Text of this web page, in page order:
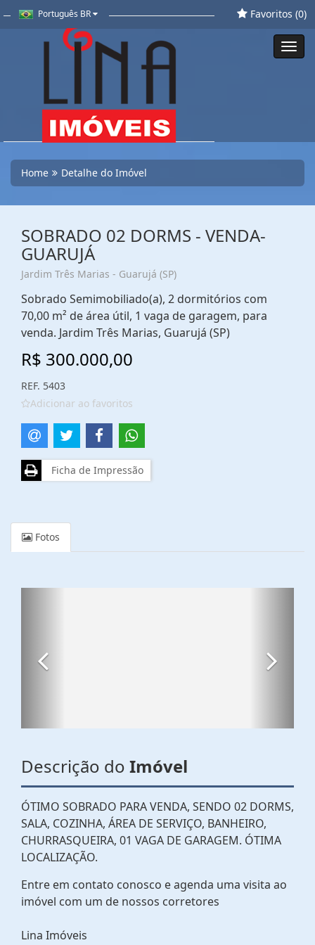
Português BR Favoritos (0)
Home Detalhe do Imóvel
SOBRADO 02 DORMS - VENDA-
GUARUJÁ
Jardim Três Marias - Guarujá (SP)
Sobrado Semimobiliado(a), 2 dormitórios com
70,00 m² de área útil, 1 vaga de garagem, para
venda. Jardim Três Marias, Guarujá (SP)
R$ 300.000,00
REF. 5403
Adicionar ao favoritos
Ficha de Impressão
Fotos
Descrição do Imóvel
ÓTIMO SOBRADO PARA VENDA, SENDO 02 DORMS,
SALA, COZINHA, ÁREA DE SERVIÇO, BANHEIRO,
CHURRASQUEIRA, 01 VAGA DE GARAGEM. ÓTIMA
LOCALIZAÇÃO.
Entre em contato conosco e agenda uma visita ao
imóvel com um de nossos corretores
Lina Imóveis